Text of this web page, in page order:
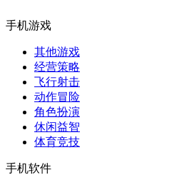
手机游戏
其他游戏
经营策略
飞行射击
动作冒险
角色扮演
休闲益智
体育竞技
手机软件